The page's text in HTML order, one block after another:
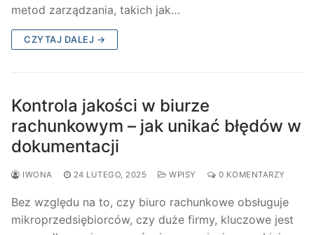
metod zarządzania, takich jak…
CZYTAJ DALEJ →
Kontrola jakości w biurze
rachunkowym – jak unikać błędów w
dokumentacji
IWONA 24 LUTEGO, 2025 WPISY 0 KOMENTARZY
Bez względu na to, czy biuro rachunkowe obsługuje
mikroprzedsiębiorców, czy duże firmy, kluczowe jest